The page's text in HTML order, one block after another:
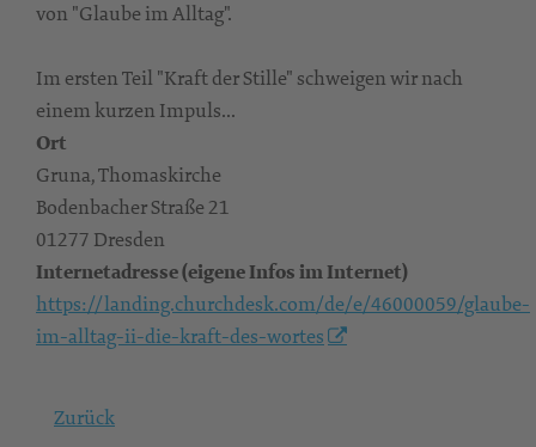
von "Glaube im Alltag".
Im ersten Teil "Kraft der Stille" schweigen wir nach
einem kurzen Impuls...
Ort
Gruna, Thomaskirche
Bodenbacher Straße 21
01277 Dresden
Internetadresse (eigene Infos im Internet)
https://landing.churchdesk.com/de/e/46000059/glaube-
im-alltag-ii-die-kraft-des-wortes
Zurück